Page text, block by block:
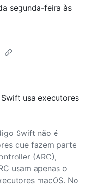
segunda-feira às
usa executores
Swift não é
que fazem parte
(ARC),
usam apenas o
macOS. No